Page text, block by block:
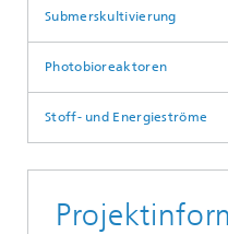
Submerskultivierung
Photobioreaktoren
Stoff- und Energieströme